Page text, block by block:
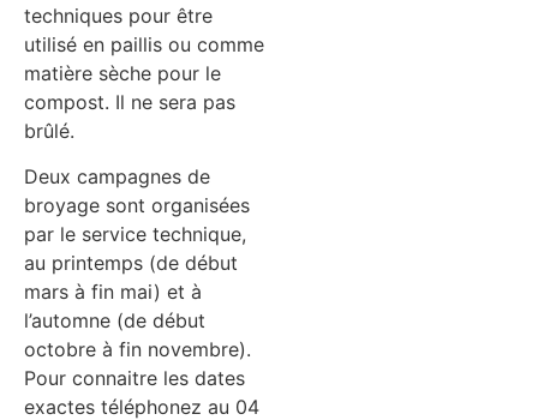
techniques pour être
utilisé en paillis ou comme
matière sèche pour le
compost. Il ne sera pas
brûlé.
Deux campagnes de
broyage sont organisées
par le service technique,
au printemps (de début
mars à fin mai) et à
l’automne (de début
octobre à fin novembre).
Pour connaitre les dates
exactes téléphonez au 04